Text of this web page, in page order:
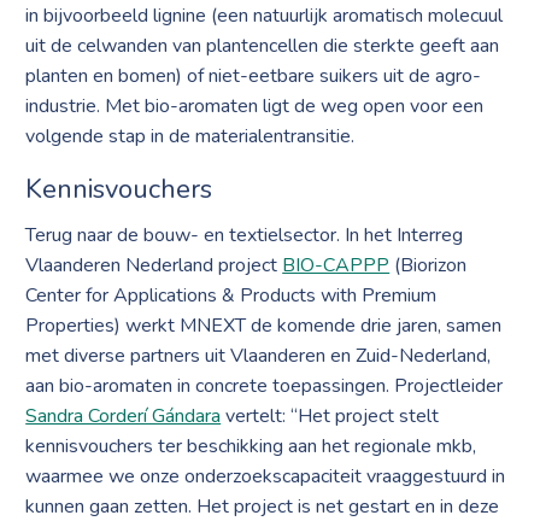
in bijvoorbeeld lignine (een natuurlijk aromatisch molecuul
uit de celwanden van plantencellen die sterkte geeft aan
planten en bomen) of niet-eetbare suikers uit de agro-
industrie. Met bio-aromaten ligt de weg open voor een
volgende stap in de materialentransitie.
Kennisvouchers
Terug naar de bouw- en textielsector. In het Interreg
Vlaanderen Nederland project BIO-CAPPP (Biorizon
Center for Applications & Products with Premium
Properties) werkt MNEXT de komende drie jaren, samen
met diverse partners uit Vlaanderen en Zuid-Nederland,
aan bio-aromaten in concrete toepassingen. Projectleider
Sandra Corderí Gándara vertelt: “Het project stelt
kennisvouchers ter beschikking aan het regionale mkb,
waarmee we onze onderzoekscapaciteit vraaggestuurd in
kunnen gaan zetten. Het project is net gestart en in deze